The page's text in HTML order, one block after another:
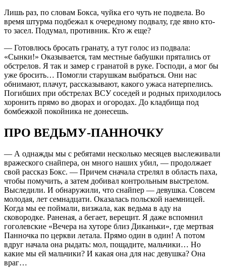
Лишь раз, по словам Бокса, чуйка его чуть не подвела. Во
время штурма подбежал к очередному подвалу, где явно кто-
то засел. Подумал, противник. Кто ж еще?
— Готовлюсь бросать гранату, а тут голос из подвала:
«Сынки!» Оказывается, там местные бабушки прятались от
обстрелов. Я так и замер с гранатой в руке. Господи, а мог бы
уже бросить… Помогли старушкам выбраться. Они нас
обнимают, плачут, рассказывают, какого ужаса натерпелись.
Погибших при обстрелах ВСУ соседей и родных приходилось
хоронить прямо во дворах и огородах. До кладбища под
бомбежкой покойника не донесешь.
ПРО ВЕДЬМУ-ПАННОЧКУ
— А однажды мы с ребятами несколько месяцев выслеживали
вражеского снайпера, он много наших убил, — продолжает
свой рассказ Бокс. — Причем сначала стрелял в область паха,
чтобы помучить, а затем добивал контрольным выстрелом.
Выследили. И обнаружили, что снайпер — девушка. Совсем
молодая, лет семнадцати. Оказалась польской наемницей.
Когда мы ее поймали, визжала, как ведьма в аду на
сковородке. Раненая, а бегает, верещит. Я даже вспомнил
гоголевские «Вечера на хуторе близ Диканьки», где мертвая
Панночка по церкви летала. Прямо один в один! А потом
вдруг начала она рыдать: мол, пощадите, мальчики… Но
какие мы ей мальчики? И какая она для нас девушка? Она
враг…